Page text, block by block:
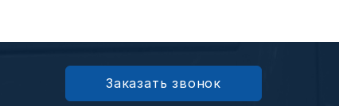
Заказать звонок